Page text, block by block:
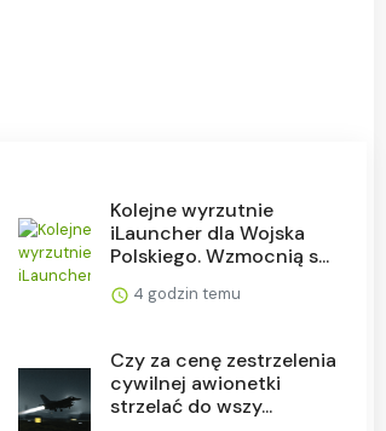
Kolejne wyrzutnie
iLauncher dla Wojska
Polskiego. Wzmocnią s...
4 godzin temu
Czy za cenę zestrzelenia
cywilnej awionetki
strzelać do wszy...